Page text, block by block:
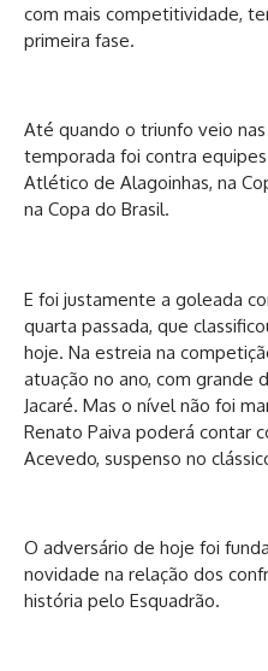
com mais competitividade,
primeira fase.
Até quando o triunfo veio
temporada foi contra
Atlético de Alagoinhas, na
na Copa do Brasil.
E foi justamente a goleada
quarta passada, que
hoje. Na estreia na
atuação no ano, com grande
Jacaré. Mas o nível não foi
Renato Paiva poderá contar
Acevedo, suspenso no
O adversário de hoje foi
novidade na relação dos
história pelo Esquadrão.